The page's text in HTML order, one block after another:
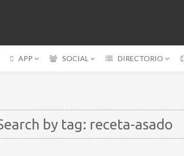
APP SOCIAL DIRECTORIO
by tag: receta-asado